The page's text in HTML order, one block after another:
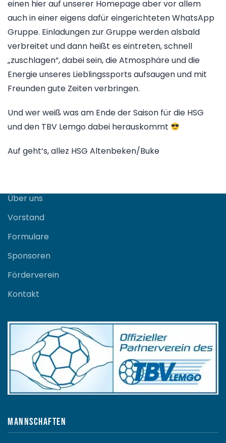
einen hier auf unserer Homepage aber vor allem
auch in einer eigens dafür eingerichteten WhatsApp
Gruppe. Einladungen zur Gruppe werden alsbald
verbreitet und dann heißt es eintreten, schnell
„zuschlagen“, dabei sein, die Atmosphäre und die
Energie unseres Lieblingssports aufsaugen und mit
Freunden gute Zeiten verbringen.
Und wer weiß was am Ende der Saison für die HSG
und den TBV Lemgo dabei herauskommt
Auf geht’s, allez HSG Altenbeken/Buke
Über uns
Vorstand
Formulare
Sponsoren
Förderverein
Kontakt
Mannschaften